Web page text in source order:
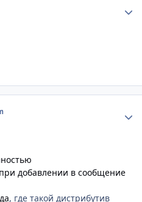
добавлении в сообщение
, где такой дистрибутив